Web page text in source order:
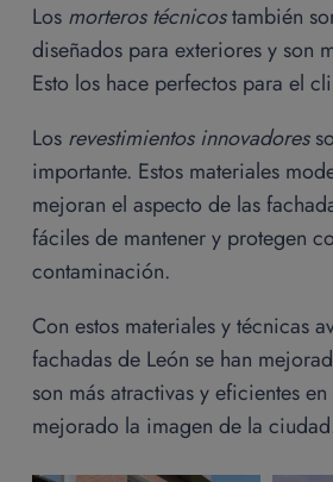
Los morteros técnicostambién
diseñados para exteriores y son
Esto los hace perfectos para el
Los revestimientos innovadores
importante. Estos materiales
mejoran el aspecto de las
fáciles de mantener y protegen
contaminación.
Con estos materiales y técnicas
fachadas de León se han
son más atractivas y eficientes
mejorado la imagen de la